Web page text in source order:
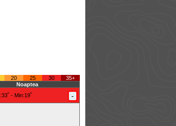
20 25 30
35+
Noaptea
:33˚ - Min:19˚ -